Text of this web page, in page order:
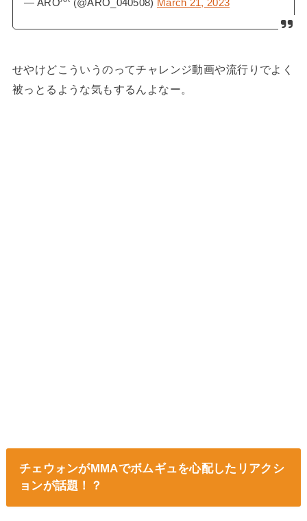
— ARO^^ (@ARO_040508) March 21, 2023
せやけどこういうのってチャレンジ動画や流行りでよく
被っとるような気もするんよなー。
チェウォンがMMAでボムギュを心配したリアクシ
ョンが話題！？